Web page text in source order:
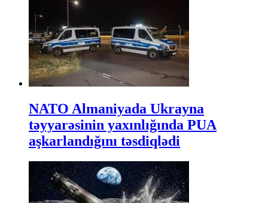
NATO Almaniyada Ukrayna
təyyarəsinin yaxınlığında PUA
aşkarlandığını təsdiqlədi